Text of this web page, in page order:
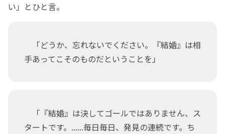
い」とひと言。
「どうか、忘れないでください。『結婚』は相
手あってこそのものだということを」
「『結婚』は決してゴールではありません、ス
タートです。......毎日毎日、発見の連続です。ち